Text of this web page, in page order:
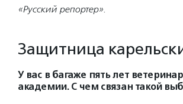
«Русский репортер».
Защитница
У вас в багаже пять лет
академии. С чем связан такой